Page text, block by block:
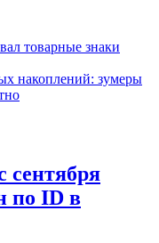
товарные знаки
накоплений: зумеры
сентября
по ID в